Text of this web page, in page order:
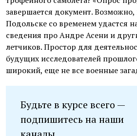
завершается документ. Возможно,
Подольске со временем удастся
сведения про Андре Асени и
летчиков. Простор для
будущих исследователей
широкий, еще не все военные
Будьте в курсе всего —
подпишитесь на наши